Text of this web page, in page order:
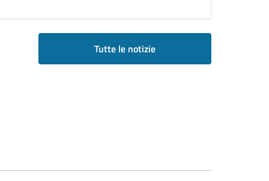
Tutte le notizie